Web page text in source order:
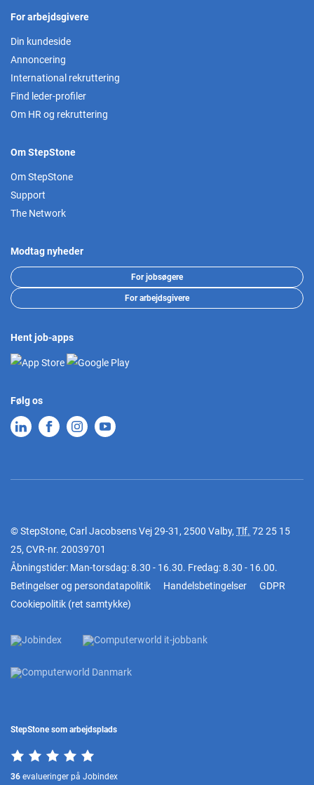
For arbejdsgivere
Din kundeside
Annoncering
International rekruttering
Find leder-profiler
Om HR og rekruttering
Om StepStone
Om StepStone
Support
The Network
Modtag nyheder
For jobsøgere
For arbejdsgivere
Hent job-apps
Følg os
© StepStone, Carl Jacobsens Vej 29-31, 2500 Valby, Tlf. 72 25 15
25, CVR-nr. 20039701
Åbningstider: Man-torsdag: 8.30 - 16.30. Fredag: 8.30 - 16.00.
Betingelser og persondatapolitik
Handelsbetingelser
GDPR
Cookiepolitik (ret samtykke)
StepStone som arbejdsplads
36 evalueringer på Jobindex